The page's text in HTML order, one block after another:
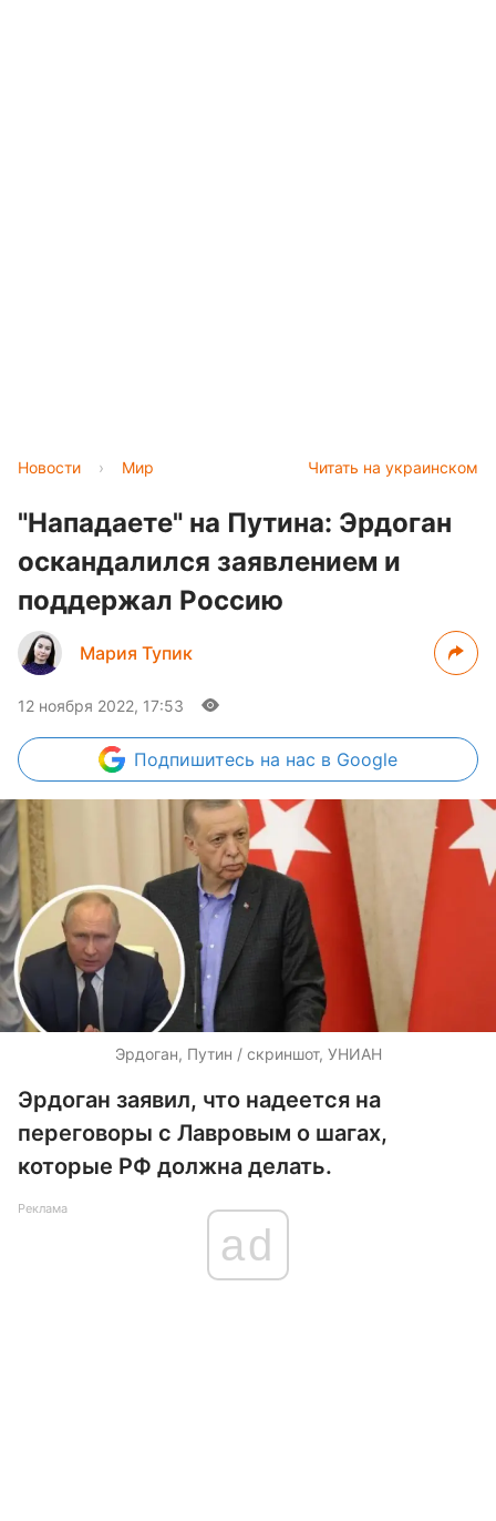
Читать на украинском
Новости › Мир
"Нападаете" на Путина: Эрдоган
оскандалился заявлением и
поддержал Россию
Мария Тупик
12 ноября 2022, 17:53
Подпишитесь на нас в Google
Эрдоган, Путин / скриншот, УНИАН
Эрдоган заявил, что надеется на
переговоры с Лавровым о шагах,
которые РФ должна делать.
Реклама
ad